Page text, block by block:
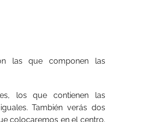
las que componen las
los que contienen las
También verás dos
colocaremos en el centro.